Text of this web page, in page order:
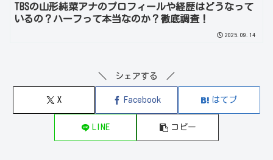
TBSの山形純菜アナのプロフィールや経歴はどうなって
いるの？ハーフって本当なのか？徹底調査！
2025.09.14
＼ シェアする ／
X Facebook はてブ
LINE コピー